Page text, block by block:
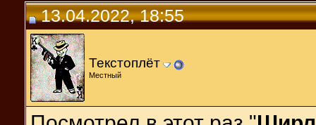
13.04.2022, 18:55
Текстоплёт
Местный